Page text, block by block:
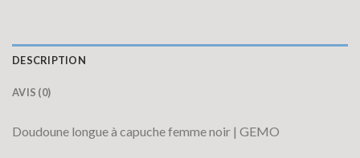
DESCRIPTION
AVIS (0)
Doudoune longue à capuche femme noir | GEMO